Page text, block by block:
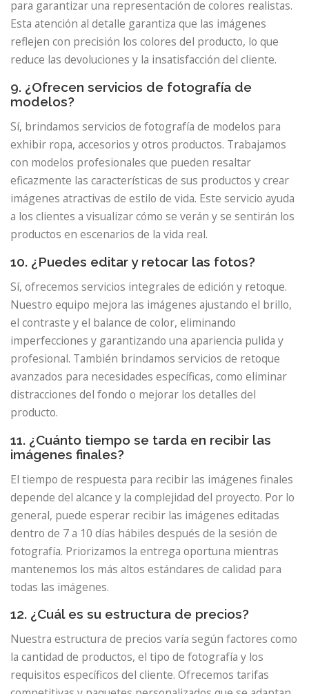
para garantizar una representación de colores realistas.
Esta atención al detalle garantiza que las imágenes
reflejen con precisión los colores del producto, lo que
reduce las devoluciones y la insatisfacción del cliente.
9. ¿Ofrecen servicios de fotografía de
modelos?
Sí, brindamos servicios de fotografía de modelos para
exhibir ropa, accesorios y otros productos. Trabajamos
con modelos profesionales que pueden resaltar
eficazmente las características de sus productos y crear
imágenes atractivas de estilo de vida. Este servicio ayuda
a los clientes a visualizar cómo se verán y se sentirán los
productos en escenarios de la vida real.
10. ¿Puedes editar y retocar las fotos?
Sí, ofrecemos servicios integrales de edición y retoque.
Nuestro equipo mejora las imágenes ajustando el brillo,
el contraste y el balance de color, eliminando
imperfecciones y garantizando una apariencia pulida y
profesional. También brindamos servicios de retoque
avanzados para necesidades específicas, como eliminar
distracciones del fondo o mejorar los detalles del
producto.
11. ¿Cuánto tiempo se tarda en recibir las
imágenes finales?
El tiempo de respuesta para recibir las imágenes finales
depende del alcance y la complejidad del proyecto. Por lo
general, puede esperar recibir las imágenes editadas
dentro de 7 a 10 días hábiles después de la sesión de
fotografía. Priorizamos la entrega oportuna mientras
mantenemos los más altos estándares de calidad para
todas las imágenes.
12. ¿Cuál es su estructura de precios?
Nuestra estructura de precios varía según factores como
la cantidad de productos, el tipo de fotografía y los
requisitos específicos del cliente. Ofrecemos tarifas